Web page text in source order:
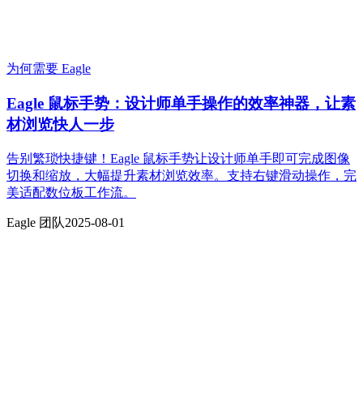
为何需要 Eagle
Eagle 鼠标手势：设计师单手操作的效率神器，让素
材浏览快人一步
告别繁琐快捷键！Eagle 鼠标手势让设计师单手即可完成图像
切换和缩放，大幅提升素材浏览效率。支持右键滑动操作，完
美适配数位板工作流。
Eagle 团队2025-08-01